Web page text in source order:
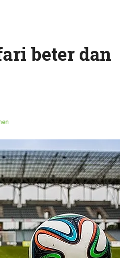
beter dan